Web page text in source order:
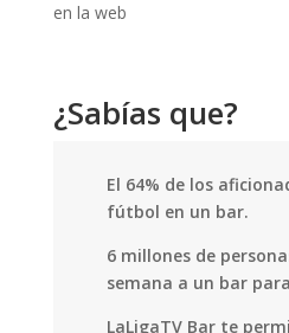
en la web
¿Sabías que?
El 64% de los
fútbol en un bar.
6 millones de
semana a un bar
LaLigaTV Bar te